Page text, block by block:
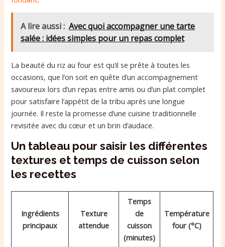
A lire aussi : Avec quoi accompagner une tarte
salée : idées simples pour un repas complet
La beauté du riz au four est qu’il se prête à toutes les
occasions, que l’on soit en quête d’un accompagnement
savoureux lors d’un repas entre amis ou d’un plat complet
pour satisfaire l’appétit de la tribu après une longue
journée. Il reste la promesse d’une cuisine traditionnelle
revisitée avec du cœur et un brin d’audace.
Un tableau pour saisir les différentes
textures et temps de cuisson selon
les recettes
Ingrédients
principaux
Texture
attendue
Temps
de
cuisson
(minutes)
Température
four (°C)